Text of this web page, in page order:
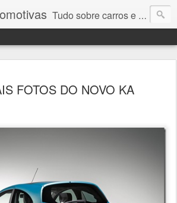
Tudo sobre carros e motores
FOTOS DO NOVO KA